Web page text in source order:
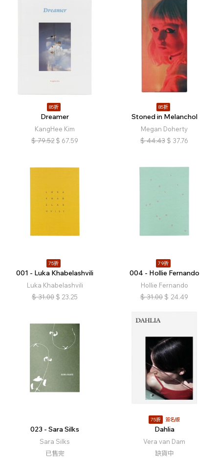
85折
Dreamer
KangHee Kim
$ 79.52 $ 67.59
85折
Stoned in Melanchol
Megan Doherty
$ 44.43 $ 37.76
75折
001 - Luka Khabelashvili
Luka Khabelashvili
$ 31.00 $ 23.25
79折
004 - Hollie Fernando
Hollie Fernando
$ 31.00 $ 24.49
023 - Sara Silks
Sara Silks
已售完
75折 簽名版
Dahlia
Vera van Dam
缺貨中